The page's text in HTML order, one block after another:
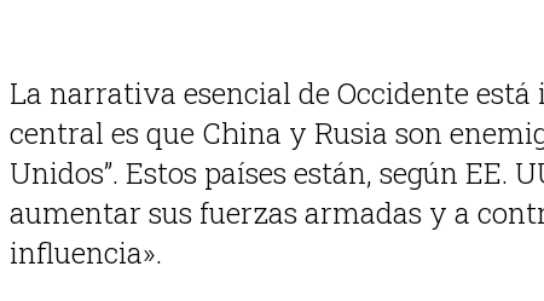
La narrativa esencial de Occidente está
central es que China y Rusia son
Unidos”. Estos países están, según EE.
aumentar sus fuerzas armadas y a
influencia».